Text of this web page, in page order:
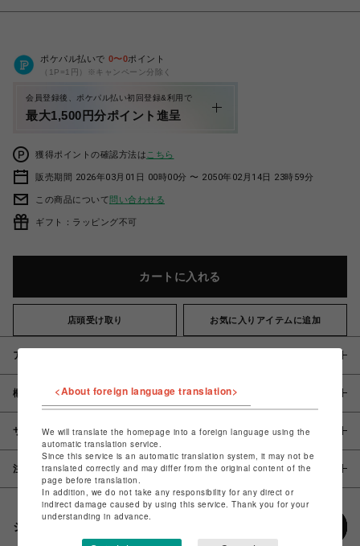
ポケパル払いで 0〜0ポイント
（1P=1円）※キャンペーン分除く
会員登録後、ポケパル払い初回登録&利用で
最大1,500円分ポイント進呈
獲得ポイントの確認方法は こちら
販売期間 2026年03月01日 00時00分 〜 2050年02月14日 23時59分
この商品について問い合わせる
ギフト：ラッピング不可
カートに入れる
店頭受け取り お気に入りアイテムに追加
アイテム説明 / 素材
概要
サイズ
注意事項
シェアする
<About foreign language translation>
We will translate the homepage into a foreign language using the
automatic translation service.
Since this service is an automatic translation system, it may not be
translated correctly and may differ from the original content of the
page before translation.
In addition, we do not take any responsibility for any direct or
indirect damage caused by using this service. Thank you for your
understanding in advance.